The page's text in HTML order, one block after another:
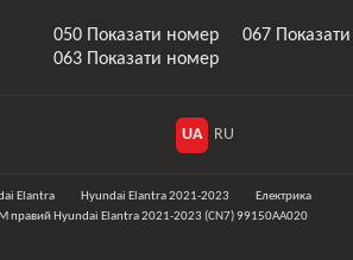
050 Показати номер
067
063 Показати номер
UA RU
Elantra Hyundai Elantra 2021-2023
Електрика
правий Hyundai Elantra 2021-2023 (CN7) 99150AA020